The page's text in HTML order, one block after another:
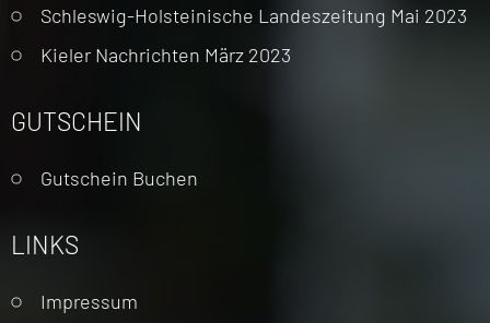
Schleswig-Holsteinische Landeszeitung Mai 2023
Kieler Nachrichten März 2023
GUTSCHEIN
Gutschein Buchen
LINKS
Navigation
überspringen
Impressum